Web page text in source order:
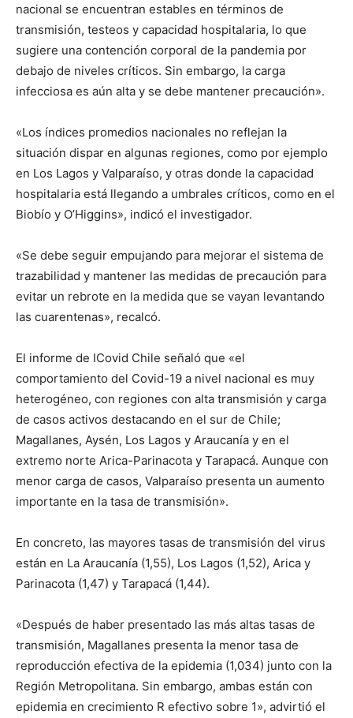
nacional se encuentran estables en términos de
transmisión, testeos y capacidad hospitalaria, lo que
sugiere una contención corporal de la pandemia por
debajo de niveles críticos. Sin embargo, la carga
infecciosa es aún alta y se debe mantener precaución».
«Los índices promedios nacionales no reflejan la
situación dispar en algunas regiones, como por ejemplo
en Los Lagos y Valparaíso, y otras donde la capacidad
hospitalaria está llegando a umbrales críticos, como en el
Biobío y O’Higgins», indicó el investigador.
«Se debe seguir empujando para mejorar el sistema de
trazabilidad y mantener las medidas de precaución para
evitar un rebrote en la medida que se vayan levantando
las cuarentenas», recalcó.
El informe de ICovid Chile señaló que «el
comportamiento del Covid-19 a nivel nacional es muy
heterogéneo, con regiones con alta transmisión y carga
de casos activos destacando en el sur de Chile;
Magallanes, Aysén, Los Lagos y Araucanía y en el
extremo norte Arica-Parinacota y Tarapacá. Aunque con
menor carga de casos, Valparaíso presenta un aumento
importante en la tasa de transmisión».
En concreto, las mayores tasas de transmisión del virus
están en La Araucanía (1,55), Los Lagos (1,52), Arica y
Parinacota (1,47) y Tarapacá (1,44).
«Después de haber presentado las más altas tasas de
transmisión, Magallanes presenta la menor tasa de
reproducción efectiva de la epidemia (1,034) junto con la
Región Metropolitana. Sin embargo, ambas están con
epidemia en crecimiento R efectivo sobre 1», advirtió el